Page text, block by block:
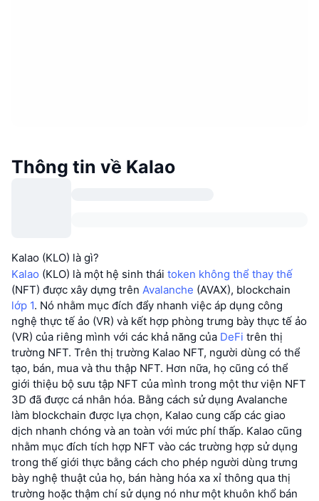
Thông tin về Kalao
Kalao (KLO) là gì?
Kalao (KLO) là một hệ sinh thái token không thể thay thế
(NFT) được xây dựng trên Avalanche (AVAX), blockchain
lớp 1. Nó nhằm mục đích đẩy nhanh việc áp dụng công
nghệ thực tế ảo (VR) và kết hợp phòng trưng bày thực tế ảo
(VR) của riêng mình với các khả năng của DeFi trên thị
trường NFT. Trên thị trường Kalao NFT, người dùng có thể
tạo, bán, mua và thu thập NFT. Hơn nữa, họ cũng có thể
giới thiệu bộ sưu tập NFT của mình trong một thư viện NFT
3D đã được cá nhân hóa. Bằng cách sử dụng Avalanche
làm blockchain được lựa chọn, Kalao cung cấp các giao
dịch nhanh chóng và an toàn với mức phí thấp. Kalao cũng
nhằm mục đích tích hợp NFT vào các trường hợp sử dụng
trong thế giới thực bằng cách cho phép người dùng trưng
bày nghệ thuật của họ, bán hàng hóa xa xỉ thông qua thị
trường hoặc thậm chí sử dụng nó như một khuôn khổ bán